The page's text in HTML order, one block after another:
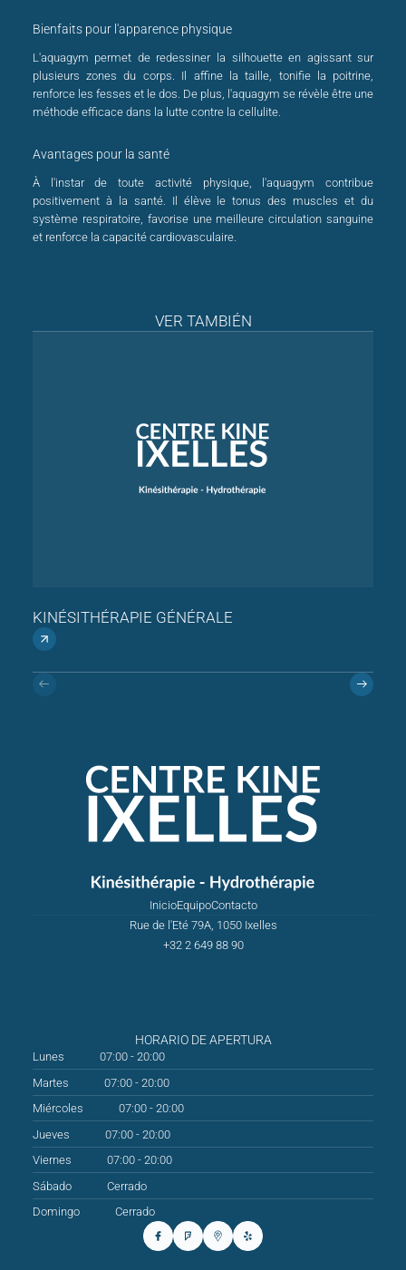
Bienfaits pour l'apparence physique
L'aquagym permet de redessiner la silhouette en agissant sur
plusieurs zones du corps. Il affine la taille, tonifie la poitrine,
renforce les fesses et le dos. De plus, l'aquagym se révèle être une
méthode efficace dans la lutte contre la cellulite.
Avantages pour la santé
À l'instar de toute activité physique, l'aquagym contribue
positivement à la santé. Il élève le tonus des muscles et du
système respiratoire, favorise une meilleure circulation sanguine
et renforce la capacité cardiovasculaire.
VER TAMBIÉN
KINÉSITHÉRAPIE GÉNÉRALE
InicioEquipoContacto
Rue de l'Eté 79A, 1050 Ixelles
+32 2 649 88 90
HORARIO DE APERTURA
Lunes
07:00 - 20:00
Martes
07:00 - 20:00
Miércoles
07:00 - 20:00
Jueves
07:00 - 20:00
Viernes
07:00 - 20:00
Sábado
Cerrado
Domingo
Cerrado